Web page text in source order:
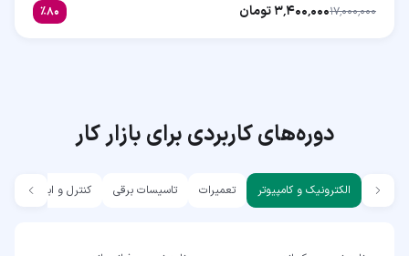
۱۷٬۰۰۰٬۰۰۰۳٬۴۰۰٬۰۰۰تومان ٪۸۰
دوره‌های کاربردی برای بازار کار
الکترونیک و کامپیوتر تعمیرات تاسیسات برقی کنترل و ابزار دقیق